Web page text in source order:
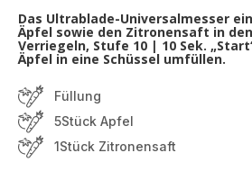
Das Ultrablade-Universalmesser
Äpfel sowie den Zitronensaft in
Verriegeln, Stufe 10 | 10 Sek.
Äpfel in eine Schüssel umfüllen.
Füllung
5Stück Apfel
1Stück Zitronensaft